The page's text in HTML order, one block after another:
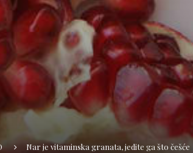
Nar je vitaminska granata, jedite ga što češće